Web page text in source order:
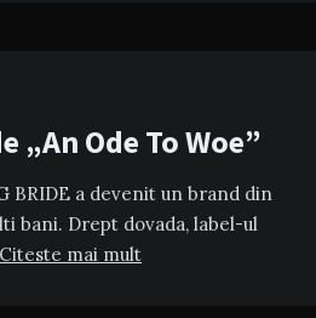
„An Ode To Woe”
BRIDE a devenit un brand din
bani. Drept dovada, label-ul
Citeste mai mult